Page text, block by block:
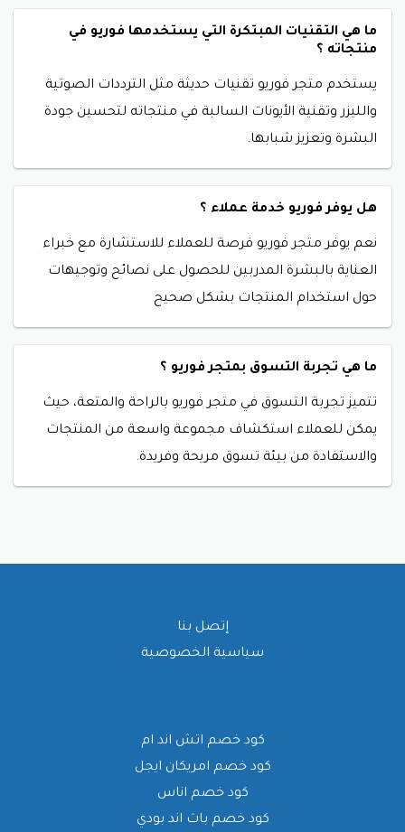
ما هي التقنيات المبتكرة التي يستخدمها فوريو في
منتجاته ؟
يستخدم متجر فوريو تقنيات حديثة مثل الترددات الصوتية
والليزر وتقنية الأيونات السالبة في منتجاته لتحسين جودة
البشرة وتعزيز شبابها.
هل يوفر فوريو خدمة عملاء ؟
نعم يوفر متجر فوريو فرصة للعملاء للاستشارة مع خبراء
العناية بالبشرة المدربين للحصول على نصائح وتوجيهات
حول استخدام المنتجات بشكل صحيح
ما هي تجربة التسوق بمتجر فوريو ؟
تتميزتجربة التسوق في متجر فوريو بالراحة والمتعة، حيث
يمكن للعملاء استكشاف مجموعة واسعة من المنتجات
والاستفادة من بيئة تسوق مريحة وفريدة.
إتصل بنا
سياسية الخصوصية
كود خصم اتش اند ام
كود خصم امريكان ايجل
كود خصم اناس
كود خصم باث اند بودي